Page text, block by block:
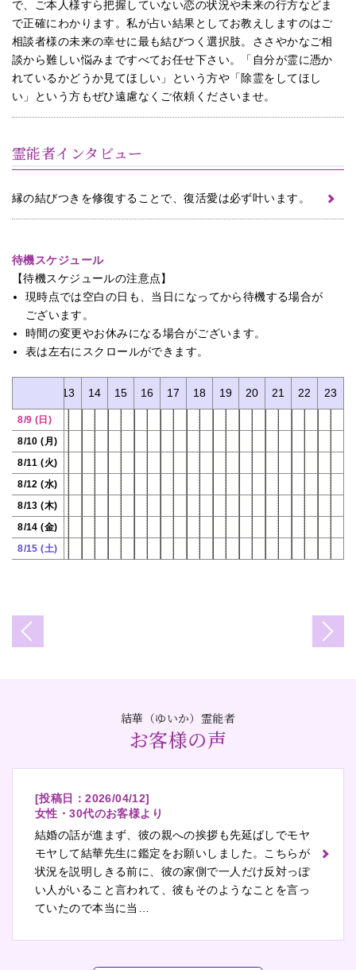
で、ご本人様すら把握していない恋の状況や未来の行方などま
で正確にわかります。私が占い結果としてお教えしますのはご
相談者様の未来の幸せに最も結びつく選択肢。ささやかなご相
談から難しい悩みまですべてお任せ下さい。「自分が霊に憑か
れているかどうか見てほしい」という方や「除霊をしてほし
い」という方もぜひ遠慮なくご依頼くださいませ。
霊能者インタビュー
縁の結びつきを修復することで、復活愛は必ず叶います。
待機スケジュール
【待機スケジュールの注意点】
現時点では空白の日も、当日になってから待機する場合が
ございます。
時間の変更やお休みになる場合がございます。
表は左右にスクロールができます。
13 14 15 16 17 18 19 20 21 22 23
8/9 (日)
8/10 (月)
8/11 (火)
8/12 (水)
8/13 (木)
8/14 (金)
8/15 (土)
結華（ゆいか）霊能者
お客様の声
[投稿日：2026/04/12]
女性・30代のお客様より
結婚の話が進まず、彼の親への挨拶も先延ばしでモヤ
モヤして結華先生に鑑定をお願いしました。こちらが
状況を説明しきる前に、彼の家側で一人だけ反対っぽ
い人がいること言われて、彼もそのようなことを言っ
ていたので本当に当…